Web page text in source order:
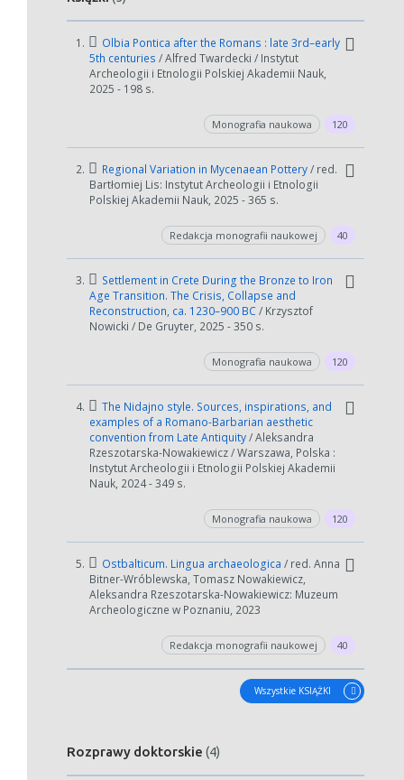
W zależności od ilości danych do przetworzenia generowanie pliku
może się wydłużyć.
Jeśli generowanie trwa zbyt długo można ograniczyć dane np.
zmniejszając zakres lat.
Anuluj
1.
Olbia Pontica after the Romans : late 3rd–early
5th centuries / Alfred Twardecki / Instytut
Archeologii i Etnologii Polskiej Akademii Nauk,
2025 - 198 s.
Monografia naukowa 120
2. Regional Variation in Mycenaean Pottery/ red.
Bartłomiej Lis: Instytut Archeologii i Etnologii
Polskiej Akademii Nauk, 2025 - 365 s.
Redakcja monografii naukowej 40
3.
Settlement in Crete During the Bronze to Iron
Age Transition. The Crisis, Collapse and
Reconstruction, ca. 1230–900 BC/ Krzysztof
Nowicki / De Gruyter, 2025 - 350 s.
Monografia naukowa 120
4.
The Nidajno style. Sources, inspirations, and
examples of a Romano-Barbarian aesthetic
convention from Late Antiquity/ Aleksandra
Rzeszotarska-Nowakiewicz / Warszawa, Polska :
Instytut Archeologii i Etnologii Polskiej Akademii
Nauk, 2024 - 349 s.
Monografia naukowa 120
5. Ostbalticum. Lingua archaeologica / red. Anna
Bitner-Wróblewska, Tomasz Nowakiewicz,
Aleksandra Rzeszotarska-Nowakiewicz: Muzeum
Archeologiczne w Poznaniu, 2023
Redakcja monografii naukowej 40
Wszystkie KSIĄŻKI
Rozprawy doktorskie (4)